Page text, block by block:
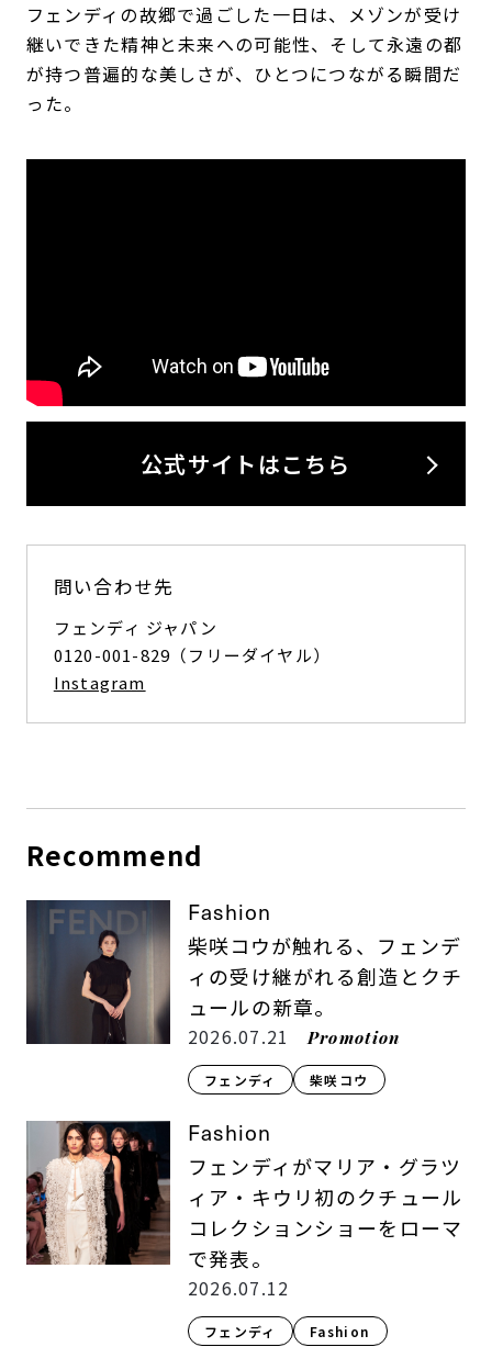
フェンディの故郷で過ごした一日は、メゾンが受け
継いできた精神と未来への可能性、そして永遠の都
が持つ普遍的な美しさが、ひとつにつながる瞬間だ
った。
公式サイトはこちら
問い合わせ先
フェンディ ジャパン
0120-001-829（フリーダイヤル）
Instagram
Recommend
Fashion
柴咲コウが触れる、フェンデ
ィの受け継がれる創造とクチ
ュールの新章。
2026.07.21 Promotion
フェンディ 柴咲コウ
Fashion
フェンディがマリア・グラツ
ィア・キウリ初のクチュール
コレクションショーをローマ
で発表。
2026.07.12
フェンディ Fashion​